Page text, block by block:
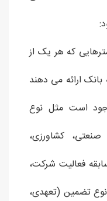
که هر یک از
ارائه می دهند
است مثل نوع
کشاورزی،
فعالیت شرکت،
تضمین (تعهدی،